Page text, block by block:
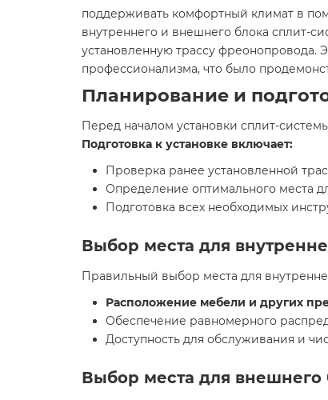
поддерживать комфортный климат в
внутреннего и внешнего блока сплит-
установленную трассу фреонопровода.
профессионализма, что было
Планирование и
Перед началом установки сплит-
Подготовка к установке включает:
Проверка ранее установленной
Определение оптимального места
Подготовка всех необходимых
Выбор места для
Правильный выбор места для
Расположение мебели и других
Обеспечение равномерного
Доступность для обслуживания и
Выбор места для внешнего